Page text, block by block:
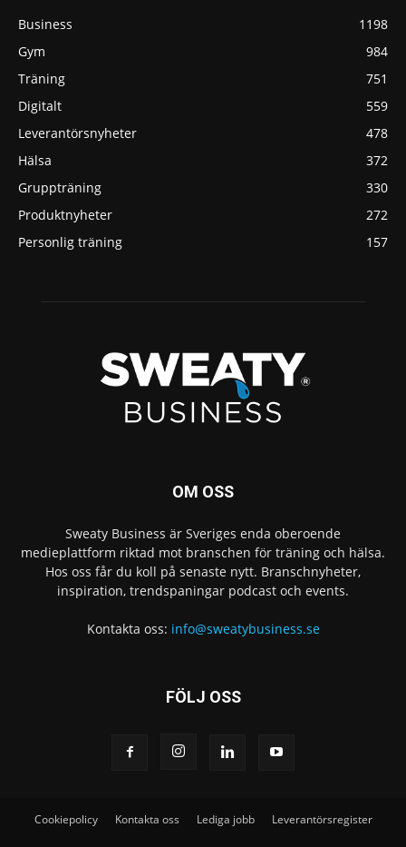
Business
1198
Gym
984
Träning
751
Digitalt
559
Leverantörsnyheter
478
Hälsa
372
Gruppträning
330
Produktnyheter
272
Personlig träning
157
OM OSS
Sweaty Business är Sveriges enda oberoende
medieplattform riktad mot branschen för träning och hälsa.
Hos oss får du koll på senaste nytt. Branschnyheter,
inspiration, trendspaningar podcast och events.
Kontakta oss: info@sweatybusiness.se
FÖLJ OSS
Cookiepolicy Kontakta oss Lediga jobb Leverantörsregister